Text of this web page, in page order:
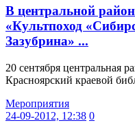
В центральной
«Культпоход
Зазубрина» ...
20 сентября центральная
Красноярский краевой
Мероприятия
24-09-2012, 12:38 0